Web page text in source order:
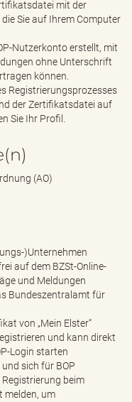
mit der
Sie auf Ihrem Computer
Nutzerkonto erstellt, mit
ohne Unterschrift
können.
Registrierungsprozesses
der Zertifikatsdatei auf
Sie Ihr Profil.
(AO)
)Unternehmen
auf dem BZSt-Online-
und Meldungen
Bundeszentralamt für
von „Mein Elster“
und kann direkt
Login starten
sich für BOP
beim
melden, um